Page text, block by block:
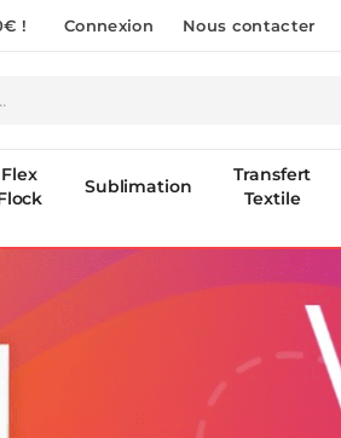
! Connexion Nous contacter
Flex
Sublimation
Transfert
Textile